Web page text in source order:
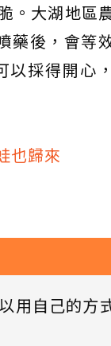
。大湖地區
藥後，會等
以採得開心
也歸來
用自己的方